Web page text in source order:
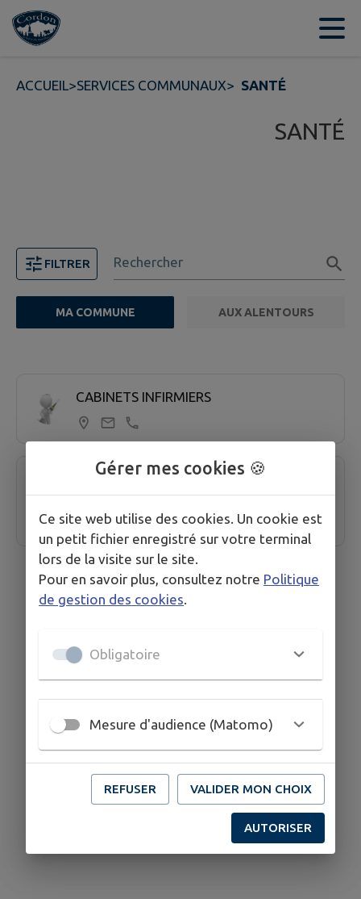
Contenu
ACCUEIL>SERVICES COMMUNAUX> SANTÉ
SANTÉ
FILTRER Rechercher
MA COMMUNE AUX ALENTOURS
CABINETS INFIRMIERS
Hôpitaux du Pays du Mont-Blanc -
Sallanches
Gérer mes cookies 🍪
Ce site web utilise des cookies. Un cookie est
un petit fichier enregistré sur votre terminal
lors de la visite sur le site.
Pour en savoir plus, consultez notre Politique
de gestion des cookies
Obligatoire
Mesure d'audience (Matomo)
REFUSER VALIDER MON CHOIX
AUTORISER